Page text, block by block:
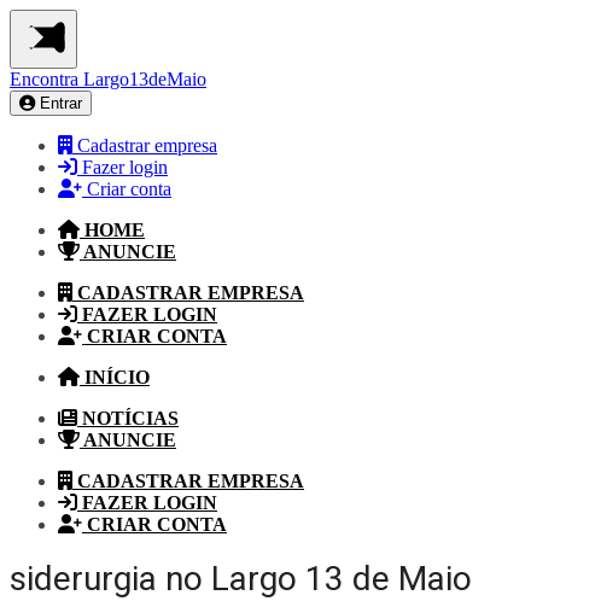
Encontra Largo13deMaio
Entrar
Cadastrar empresa
Fazer login
Criar conta
HOME
ANUNCIE
CADASTRAR EMPRESA
FAZER LOGIN
CRIAR CONTA
INÍCIO
NOTÍCIAS
ANUNCIE
CADASTRAR EMPRESA
FAZER LOGIN
CRIAR CONTA
siderurgia no Largo 13 de Maio